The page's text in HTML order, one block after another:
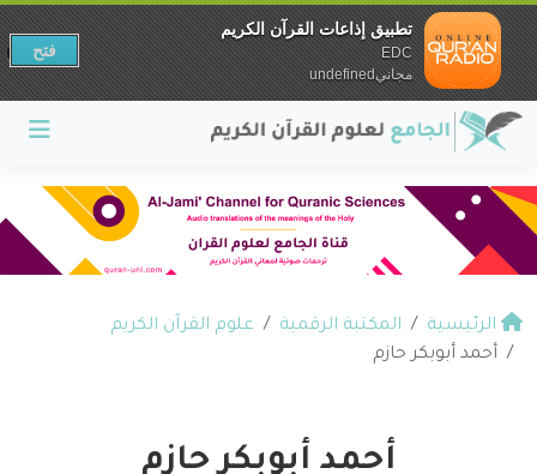
الرئيسية المكتبة الرقمية
علوم القرآن الكريم
أحمد أبوبكر حازم
أحمد أبوبكر حازم
تطبيق إذاعات القرآن الكريم
EDC
مجانيundefined
فتح